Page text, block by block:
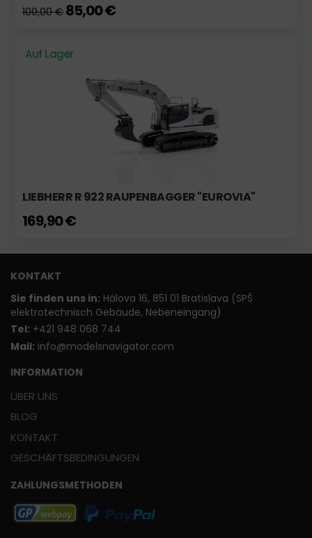
100,00 € 85,00 €
Auf Lager
LIEBHERR R 922 RAUPENBAGGER "EUROVIA"
169,90 €
KONTAKT
Sie finden uns in: Hálova 16, 851 01 Bratislava (SPŠ
elektrotechnisch Gebäude, Nebeneingang)
Tel: +421 948 068 744
Mail: info@modelsnavigator.com
INFORMATION
ÜBER UNS
BLOG
KONTAKT
GESCHÄFTSBEDINGUNGEN
ZAHLUNGSMETHODEN